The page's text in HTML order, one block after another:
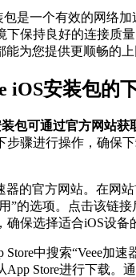
包是一个有效的网络
下保持良好的连接质
能为您提供更顺畅的上
iOS安装包的
包可通过官方网站获
步骤进行操作，确保
器的官方网站。在网
”的选项。点击该链
保选择适合iOS设备
中搜索“Veee加速
App Store进行下载。